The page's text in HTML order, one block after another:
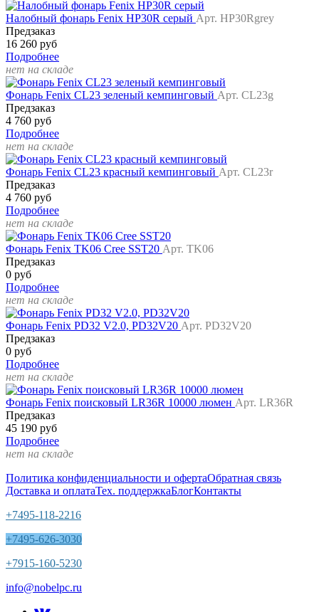
Налобный фонарь Fenix HP30R серый Арт. HP30Rgrey
Предзаказ
16 260 руб
Подробнее
нет на складе
Фонарь Fenix CL23 зеленый кемпинговый Арт. CL23g
Предзаказ
4 760 руб
Подробнее
нет на складе
Фонарь Fenix CL23 красный кемпинговый Арт. CL23r
Предзаказ
4 760 руб
Подробнее
нет на складе
Фонарь Fenix TK06 Cree SST20 Арт. TK06
Предзаказ
0 руб
Подробнее
нет на складе
Фонарь Fenix PD32 V2.0, PD32V20 Арт. PD32V20
Предзаказ
0 руб
Подробнее
нет на складе
Фонарь Fenix поисковый LR36R 10000 люмен Арт. LR36R
Предзаказ
45 190 руб
Подробнее
нет на складе
Политика конфиденциальности и офертаОбратная связь
Доставка и оплатаТех. поддержкаБлогКонтакты
+7495-118-2216
+7495-626-3030
+7915-160-5230
info@nobelpc.ru